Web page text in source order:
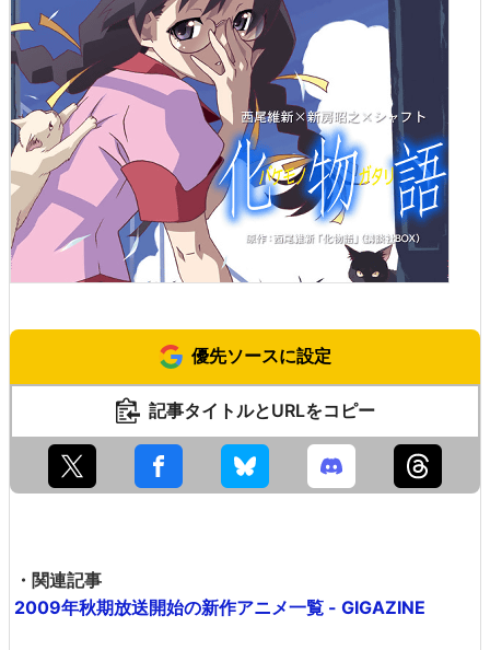
優先ソースに設定
記事タイトルとURLをコピー
・関連記事
2009年秋期放送開始の新作アニメ一覧 - GIGAZINE